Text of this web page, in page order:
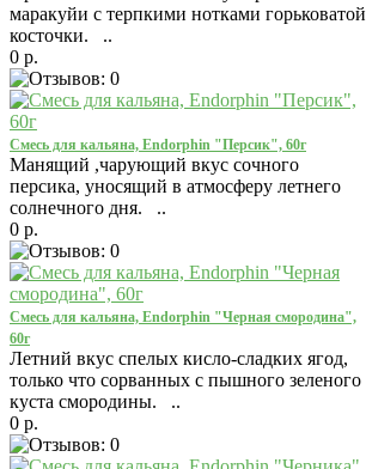
маракуйи с терпкими нотками горьковатой
косточки. ..
0 р.
Смесь для кальяна, Endorphin "Персик", 60г
Манящий ,чарующий вкус сочного
персика, уносящий в атмосферу летнего
солнечного дня. ..
0 р.
Смесь для кальяна, Endorphin "Черная смородина",
60г
Летний вкус спелых кисло-сладких ягод,
только что сорванных с пышного зеленого
куста смородины. ..
0 р.